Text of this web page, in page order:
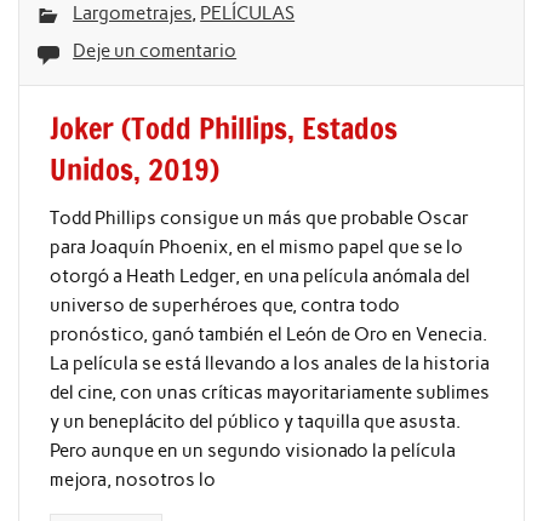
Largometrajes, PELÍCULAS
Deje un comentario
Joker (Todd Phillips, Estados
Unidos, 2019)
Todd Phillips consigue un más que probable Oscar
para Joaquín Phoenix, en el mismo papel que se lo
otorgó a Heath Ledger, en una película anómala del
universo de superhéroes que, contra todo
pronóstico, ganó también el León de Oro en Venecia.
La película se está llevando a los anales de la historia
del cine, con unas críticas mayoritariamente sublimes
y un beneplácito del público y taquilla que asusta.
Pero aunque en un segundo visionado la película
mejora, nosotros lo